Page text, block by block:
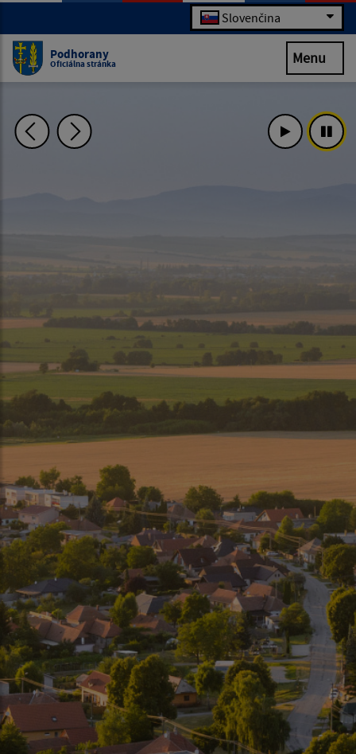
Slovenčina
Podhorany
Oficiálna stránka Menu